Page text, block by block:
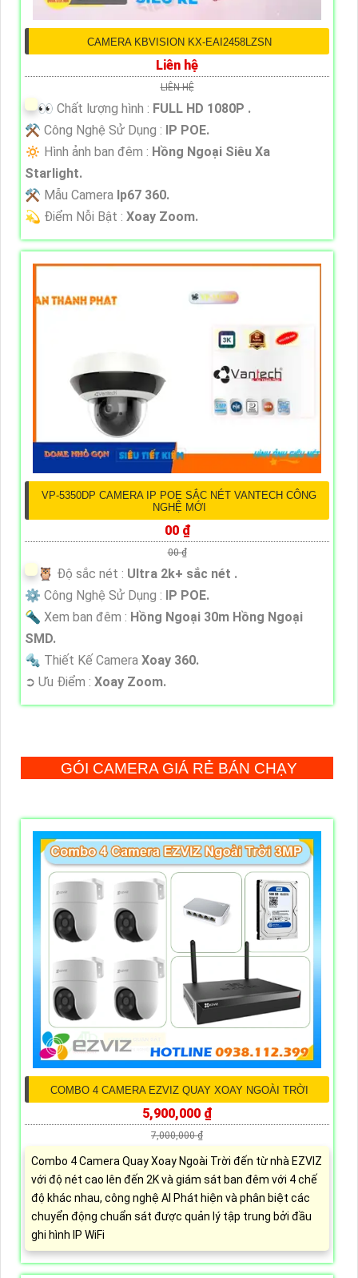
CAMERA KBVISION KX-EAI2458LZSN
Liên hệ
LIÊN HỆ
️👀 Chất lượng hình : FULL HD 1080P .
⚒ Công Nghệ Sử Dụng : IP POE.
🔅 Hình ảnh ban đêm : Hồng Ngoại Siêu Xa
Starlight.
⚒ Mẫu Camera Ip67 360.
️💫 Điểm Nỗi Bật : Xoay Zoom.
VP-5350DP CAMERA IP POE SẮC NÉT VANTECH CÔNG
NGHỆ MỚI
00 ₫
00 ₫
🦉 Độ sắc nét : Ultra 2k+ sắc nét .
⚙ Công Nghệ Sử Dụng :
IP POE.
🔦 Xem ban đêm : Hồng Ngoại 30m Hồng Ngoại
SMD.
🔩 Thiết Kế Camera Xoay 360.
️➲ Ưu Điểm : Xoay Zoom.
GÓI CAMERA GIÁ RẺ BÁN CHẠY
COMBO 4 CAMERA EZVIZ QUAY XOAY NGOÀI TRỜI
5,900,000 ₫
7,000,000 ₫
Combo 4 Camera Quay Xoay Ngoài Trời đến từ nhà EZVIZ
với độ nét cao lên đến 2K và giám sát ban đêm với 4 chế
độ khác nhau, công nghệ AI Phát hiện và phân biệt các
chuyển động chuẩn sát được quản lý tập trung bởi đầu
ghi hình IP WiFi